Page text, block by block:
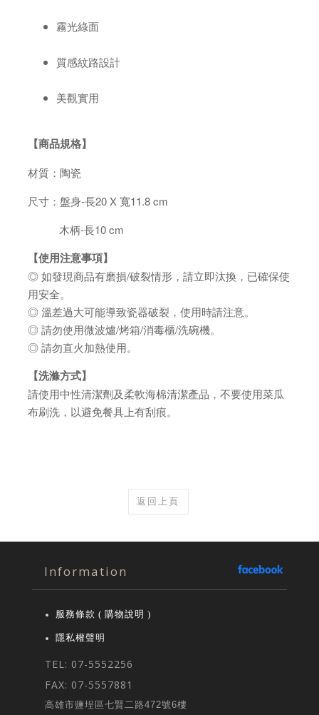
霧光綠面
質感紋路設計
美觀實用
【商品規格】
材質：陶瓷
尺寸：盤身-長20 X 寬11.8 cm
木柄-長10 cm
【使用注意事項】
◎ 如發現商品有磨損/破裂情形，請立即汰換，已確保使
用安全。
◎ 溫差過大可能導致瓷器破裂，使用時請注意。
◎ 請勿使用微波爐/烤箱/消毒櫃/洗碗機。
◎ 請勿直火加熱使用。
【洗滌方式】
請使用中性清潔劑及柔軟海棉清潔產品，不要使用菜瓜
布刷洗，以避免餐具上有刮痕。
返回上頁
Information
服務條款 ( 購物說明 )
隱私權聲明
TEL: 07-5552256
FAX: 07-5557881
高雄市鹽埕區七賢二路472號6樓